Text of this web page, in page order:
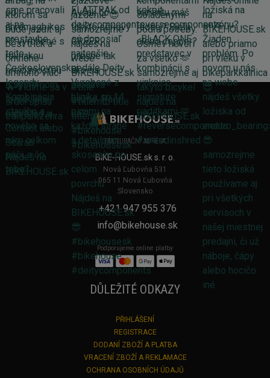
FAKTURAČNÍ ADRESA
BIKE-HOUSE.sk s. r. o.
Nová Ľubovňa 531
065 11 Nová Ľubovňa
Slovensko
+421 947 955 376
info@bikehouse.sk
Podporujeme online platby
DŮLEŽITÉ ODKAZY
PŘIHLÁŠENÍ
REGISTRACE
DODANÍ ZBOŽÍ A PLATBA
VRACENÍ ZBOŽÍ A REKLAMACE
OCHRANA OSOBNÍCH ÚDAJŮ